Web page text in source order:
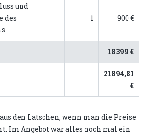
und
des
1 900 €
18399 €
21894,81
€
den Latschen, wenn man die Preise
Im Angebot war alles noch mal ein